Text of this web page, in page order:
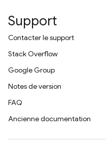
Support
Contacter le support
Stack Overflow
Google Group
Notes de version
FAQ
Ancienne documentation